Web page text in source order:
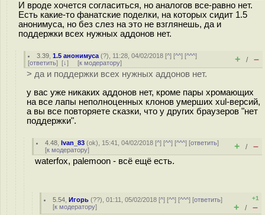
И вроде хочется согласиться, но аналогов все-равно нет.
Есть какие-то фанатские поделки, на которых сидит 1.5
анонимуса, но без слез на это не взглянешь, да и
поддержки всех нужных аддонов нет.
3.39 ,1.5 анонимуса (?), 11:28, 04/02/2018 [^] [^^] [^^^]
[ответить] [↓] [к модератору] + / –
> да и поддержки всех нужных аддонов нет.
у вас уже никаких аддонов нет, кроме пары хромающих
на все лапы неполноценных клонов умерших xul-версий,
а вы все повторяете сказки, что у других браузеров "нет
поддержки".
4.48 ,Ivan_83 (ok), 15:41, 04/02/2018 [^] [^^] [^^^] [ответить]
[к модератору] + / –
waterfox, palemoon - всё ещё есть.
5.54 ,Игорь (??), 01:11, 05/02/2018 [^] [^^] [^^^] [ответить]
[к модератору]
+1
+ / –